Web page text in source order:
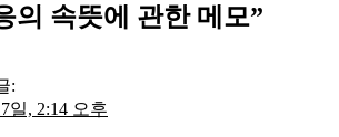
의 속뜻에 관한 메모”
:
일, 2:14 오후